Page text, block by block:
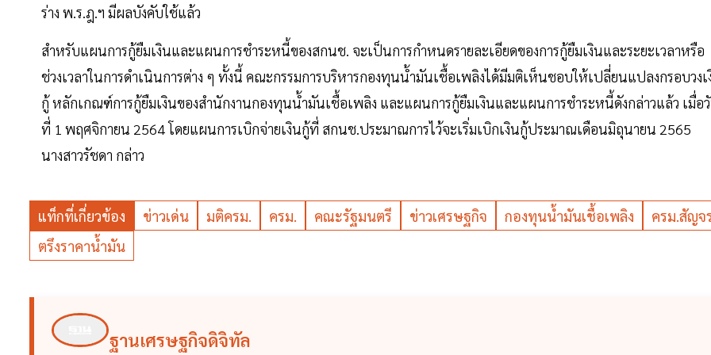
ร่าง พ.ร.ฎ.ฯ มีผลบังคับใช้แล้ว
สำหรับแผนการกู้ยืมเงินและแผนการชำระหนี้ของสกนช. จะเป็นการกำหนดรายละเอียดของการกู้ยืมเงินและระยะเวลาหรือ
ช่วงเวลาในการดำเนินการต่าง ๆ ทั้งนี้ คณะกรรมการบริหารกองทุนน้ำมันเชื้อเพลิงได้มีมติเห็นชอบให้เปลี่ยนแปลงกรอบวงเ
กู้ หลักเกณฑ์การกู้ยืมเงินของสำนักงานกองทุนน้ำมันเชื้อเพลิง และแผนการกู้ยืมเงินและแผนการชำระหนี้ดังกล่าวแล้ว เมื่อ
ที่ 1 พฤศจิกายน 2564 โดยแผนการเบิกจ่ายเงินกู้ที่ สกนช.ประมาณการไว้จะเริ่มเบิกเงินกู้ประมาณเดือนมิถุนายน 2565
นางสาวรัชดา กล่าว
แท็กที่เกี่ยวข้อง ข่าวเด่น มติครม. ครม. คณะรัฐมนตรี ข่าวเศรษฐกิจ กองทุนน้ำมันเชื้อเพลิง
ครม.สัญจ
ตรึงราคาน้ำมัน
ฐานเศรษฐกิจดิจิทัล